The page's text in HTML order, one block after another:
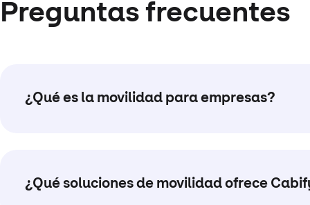
Preguntas frecuentes
¿Qué es la movilidad para empresas?
¿Qué soluciones de movilidad ofrece